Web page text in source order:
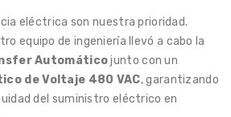
eléctrica son nuestra prioridad.
equipo de ingeniería llevó a cabo la
Automáticojunto con un
de Voltaje 480 VAC, garantizando
del suministro eléctrico en